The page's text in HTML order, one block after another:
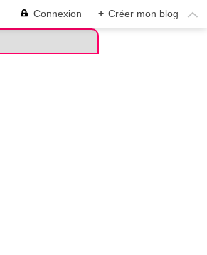
Connexion + Créer mon blog